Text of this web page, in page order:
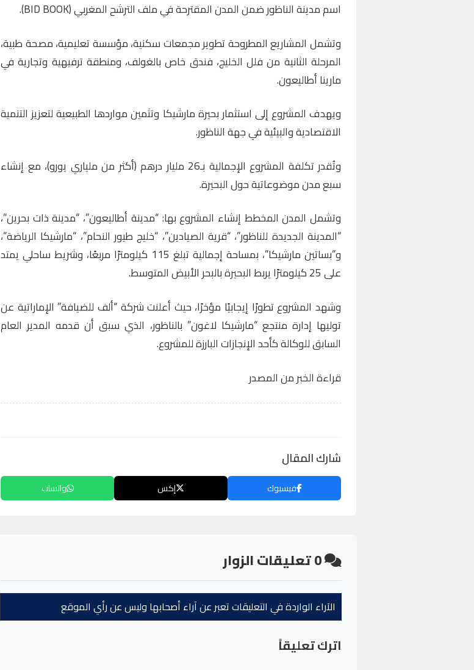
اسممدينة الناظورضمن المدن المقترحة في ملف الترشح المغربي (BID BOOK).
وتشمل المشاريع المطروحة تطوير مجمعات سكنية، مؤسسة تعليمية، مصحة طبية،
المرحلة الثانية من فلل الخليج، فندق خاص بالغولف، ومنطقة ترفيهية وتجارية في
مارينا أطاليعون.
ويهدف المشروع إلى استثمار بحيرة مارشيكا وتثمين مواردها الطبيعية لتعزيز التنمية
الاقتصادية والبيئية في جهة الناظور.
وتُقدر تكلفة المشروع الإجمالية بـ26 مليار درهم (أكثر من ملياري يورو)، مع إنشاء
سبع مدن موضوعاتية حول البحيرة.
وتشمل المدن المخطط إنشاء المشروع بها: “مدينة أطاليعون”، “مدينة ذات بحرين”،
“المدينة الجديدة للناظور”، “قرية الصيادين”، “خليج طيور النحام”، “مارشيكا الرياضة”،
و”بساتين مارشيكا”، بمساحة إجمالية تبلغ 115 كيلومترًا مربعًا، وشريط ساحلي يمتد
على 25 كيلومترًا يربط البحيرة بالبحر الأبيض المتوسط.
وشهد المشروع تطورًا إيجابيًا مؤخرًا، حيث أعلنت شركة “ألف للضيافة” الإماراتية عن
توليها إدارة منتجع “مارشيكا لاغون” بالناظور، الذي سبق أن قدمه المدير العام
السابق للوكالة كأحد الإنجازات البارزة للمشروع.
قراءة الخبر من المصدر
شارك المقال
فيسبوك إكس واتساب
0تعليقات الزوار
الآراء الواردة في التعليقات تعبر عن آراء أصحابها وليس عن رأي الموقع
اترك تعليقاً